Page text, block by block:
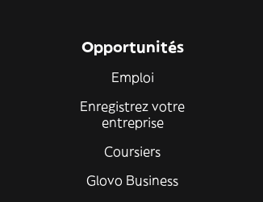
Opportunités
Emploi
Enregistrez votre
entreprise
Coursiers
Glovo Business